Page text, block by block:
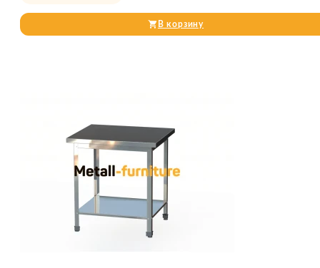
В корзину